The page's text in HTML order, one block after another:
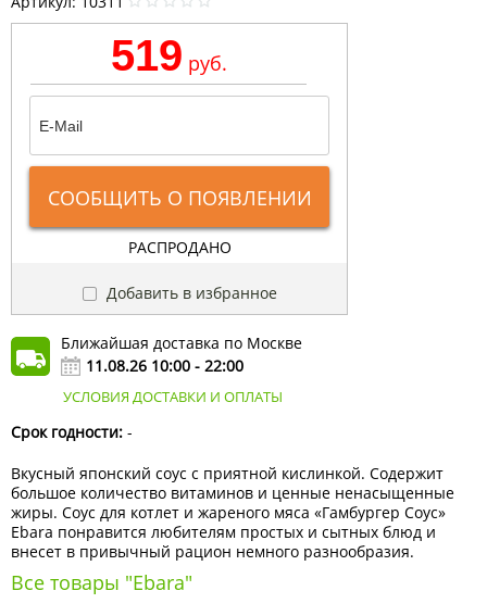
519 руб.
СООБЩИТЬ О ПОЯВЛЕНИИ
РАСПРОДАНО
Добавить в избранное
Ближайшая доставка по Москве
11.08.26 10:00 - 22:00
УСЛОВИЯ ДОСТАВКИ И ОПЛАТЫ
Срок годности: -
Вкусный японский соус с приятной кислинкой. Содержит
большое количество витаминов и ценные ненасыщенные
жиры. Соус для котлет и жареного мяса «Гамбургер Соус»
Ebara понравится любителям простых и сытных блюд и
внесет в привычный рацион немного разнообразия.
Все товары "Ebara"